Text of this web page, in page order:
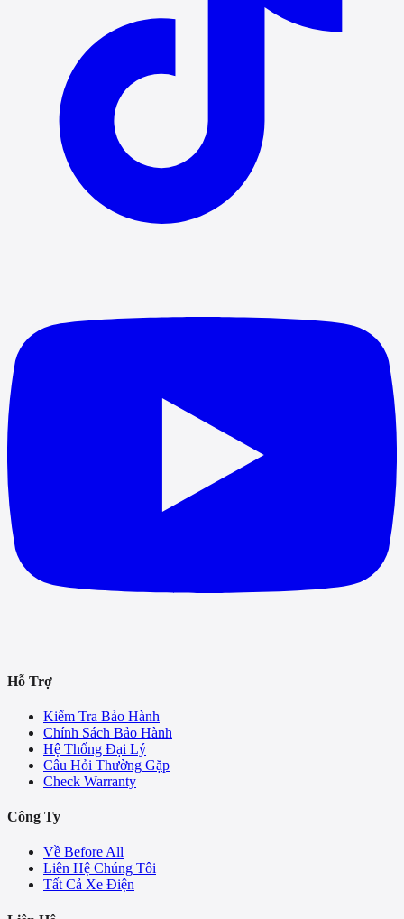
Hỗ Trợ
Kiểm Tra Bảo Hành
Chính Sách Bảo Hành
Hệ Thống Đại Lý
Câu Hỏi Thường Gặp
Check Warranty
Công Ty
Về Before All
Liên Hệ Chúng Tôi
Tất Cả Xe Điện